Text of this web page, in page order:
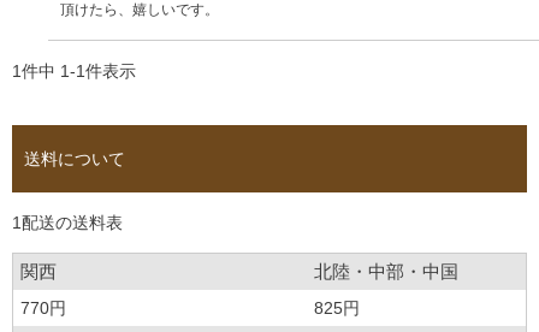
頂けたら、嬉しいです。
1件中 1-1件表示
送料について
1配送の送料表
関西 北陸・中部・中国
770円 825円